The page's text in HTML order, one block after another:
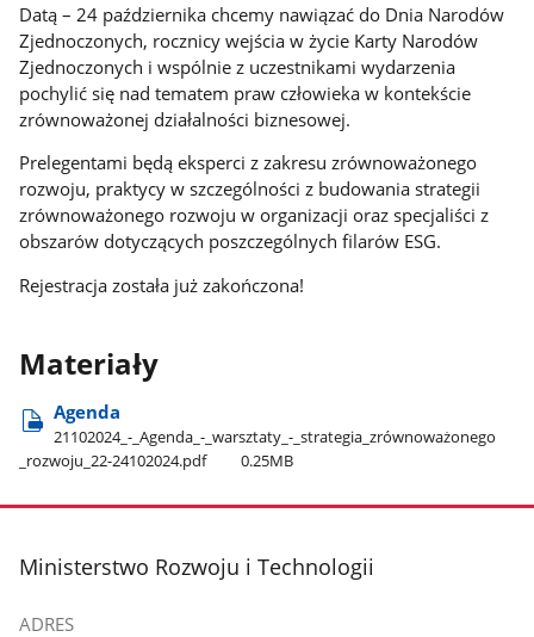
Datą – 24 października chcemy nawiązać do Dnia Narodów
Zjednoczonych, rocznicy wejścia w życie Karty Narodów
Zjednoczonych i wspólnie z uczestnikami wydarzenia
pochylić się nad tematem praw człowieka w kontekście
zrównoważonej działalności biznesowej.
Prelegentami będą eksperci z zakresu zrównoważonego
rozwoju, praktycy w szczególności z budowania strategii
zrównoważonego rozwoju w organizacji oraz specjaliści z
obszarów dotyczących poszczególnych filarów ESG.
Rejestracja została już zakończona!
Materiały
Agenda
21102024​_-​_Agenda​_-​_warsztaty​_-​_strategia​_zrównoważonego​
_rozwoju​_22-24102024.pdf
0.25MB
stopka
Ministerstwo Rozwoju i Technologii
ADRES